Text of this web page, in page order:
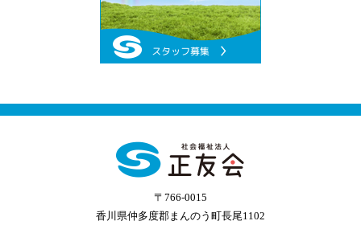
〒766-0015
香川県仲多度郡まんのう町長尾1102